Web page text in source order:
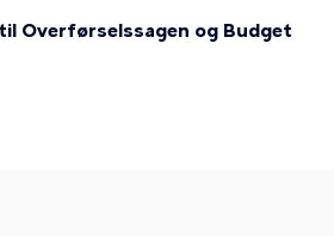
Overførselssagen og Budget